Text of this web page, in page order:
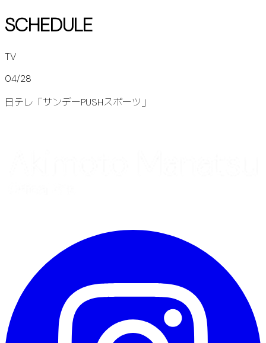
SCHEDULE
TV
04/28
日テレ「サンデーPUSHスポーツ」